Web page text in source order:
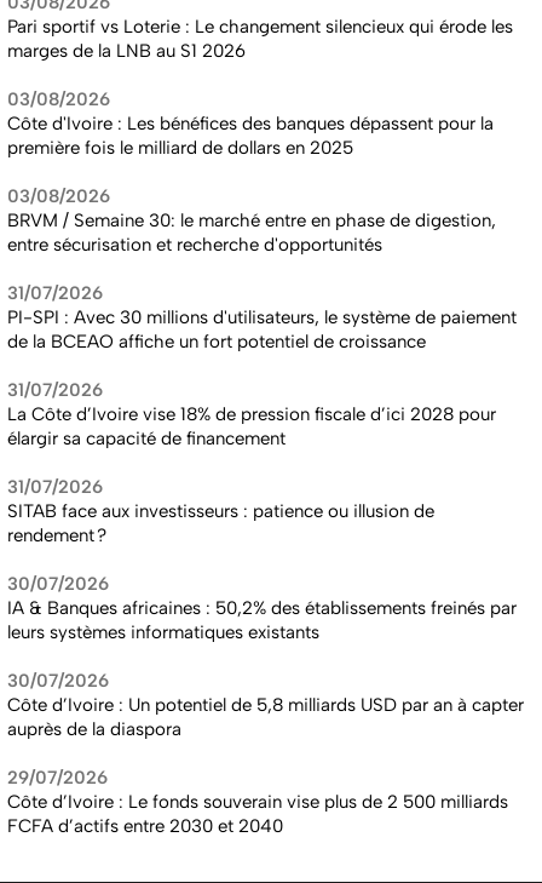
Pari sportif vs Loterie : Le changement silencieux qui érode les
marges de la LNB au S1 2026
03/08/2026
Côte d'Ivoire : Les bénéfices des banques dépassent pour la
première fois le milliard de dollars en 2025
03/08/2026
BRVM / Semaine 30: le marché entre en phase de digestion,
entre sécurisation et recherche d'opportunités
31/07/2026
PI-SPI : Avec 30 millions d'utilisateurs, le système de paiement
de la BCEAO affiche un fort potentiel de croissance
31/07/2026
La Côte d’Ivoire vise 18% de pression fiscale d’ici 2028 pour
élargir sa capacité de financement
31/07/2026
SITAB face aux investisseurs : patience ou illusion de
rendement ?
30/07/2026
IA & Banques africaines : 50,2% des établissements freinés par
leurs systèmes informatiques existants
30/07/2026
Côte d’Ivoire : Un potentiel de 5,8 milliards USD par an à capter
auprès de la diaspora
29/07/2026
Côte d’Ivoire : Le fonds souverain vise plus de 2 500 milliards
FCFA d’actifs entre 2030 et 2040